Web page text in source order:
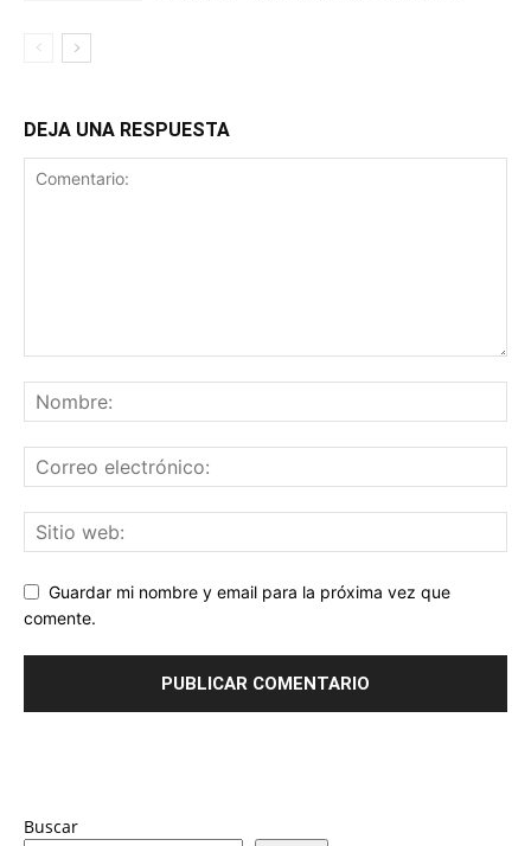
DEJA UNA RESPUESTA
Guardar mi nombre y email para la próxima vez que
comente.
Buscar